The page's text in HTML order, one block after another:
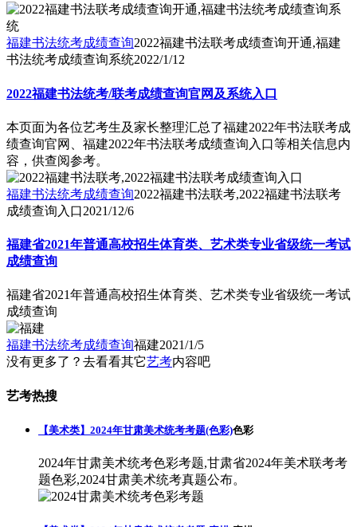
福建书法统考成绩查询2022福建书法联考成绩查询开通,福建
书法统考成绩查询系统2022/1/12
2022福建书法统考/联考成绩查询官网及系统入口
本页面为各位艺考生及家长整理汇总了福建2022年书法联考成
绩查询官网、福建2022年书法联考成绩查询入口等相关信息内
容，供查阅参考。
福建书法统考成绩查询2022福建书法联考,2022福建书法联考
成绩查询入口2021/12/6
福建省2021年普通高校招生体育类、艺术类专业省级统一考试
成绩查询
福建省2021年普通高校招生体育类、艺术类专业省级统一考试
成绩查询
福建书法统考成绩查询福建2021/1/5
没有更多了？去看看其它艺考内容吧
艺考热搜
【美术类】2024年甘肃美术统考考题(色彩)色彩
2024年甘肃美术统考色彩考题,甘肃省2024年美术联考考
题色彩,2024甘肃美术统考真题公布。